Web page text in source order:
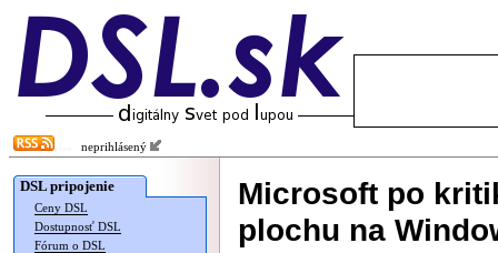
neprihlásený
DSL pripojenie
Ceny DSL
Dostupnosť DSL
Fórum o DSL
Microsoft po
plochu na